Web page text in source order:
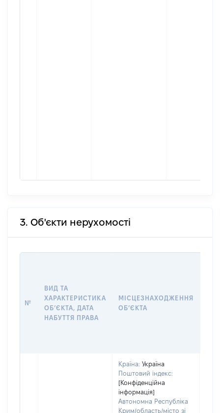
3. Об'єкти нерухомості
№
ВИД ТА
ХАРАКТЕРИСТИКА
ОБʼЄКТА, ДАТА
НАБУТТЯ ПРАВА
МІСЦЕЗНАХОДЖЕННЯ
ОБʼЄКТА
Країна: Україна
Поштовий індекс:
[Конфіденційна
інформація]
Автономна Республіка
Крим/область/місто зі